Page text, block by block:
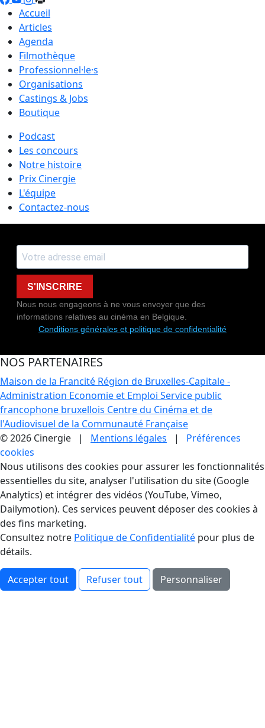
Accueil
Articles
Agenda
Filmothèque
Professionnel·le·s
Organisations
Castings & Jobs
Boutique
Podcast
Les concours
Notre histoire
Prix Cinergie
L'équipe
Contactez-nous
S'INSCRIRE
Nous nous engageons à ne vous envoyer que des
informations relatives au cinéma en Belgique.
Conditions générales et politique de confidentialité
NOS PARTENAIRES
Maison de la Francité Région de Bruxelles-Capitale -
Administration Economie et Emploi Service public
francophone bruxellois Centre du Cinéma et de
l'Audiovisuel de la Communauté Française
© 2026 Cinergie | Mentions légales | Préférences
cookies
Gestion des Cookies
Nous utilisons des cookies pour assurer les fonctionnalités
essentielles du site, analyser l'utilisation du site (Google
Analytics) et intégrer des vidéos (YouTube, Vimeo,
Dailymotion). Ces services peuvent déposer des cookies à
des fins marketing.
Consultez notre Politique de Confidentialité pour plus de
détails.
Accepter tout Refuser tout Personnaliser